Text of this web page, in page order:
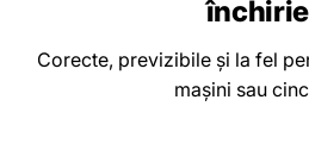
Corecte, previzibile și la fel
mașini sau